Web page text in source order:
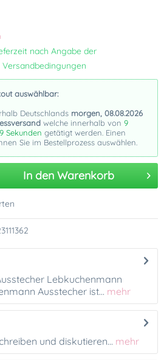
nach Angabe der
auswählbar:
Deutschlands morgen, 08.08.2026
welche innerhalb von 9
Sekunden getätigt werden. Einen
Sie im Bestellprozess auswählen.
In den Warenkorb
Lebkuchenmann
Ausstecher ist... mehr
und diskutieren... mehr